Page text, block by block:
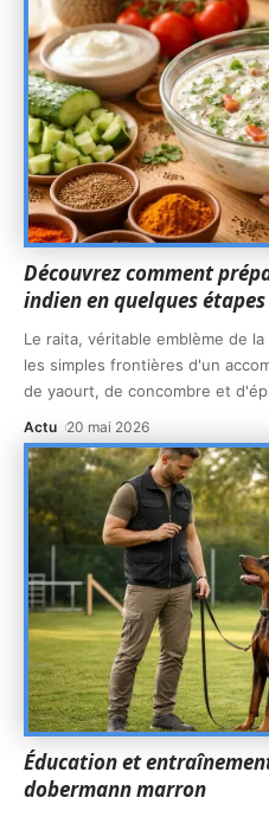
Découvrez comment
indien en quelques
Le raita, véritable emblème de
les simples frontières d'un
de yaourt, de concombre et
Actu 20 mai 2026
Éducation et
dobermann marron